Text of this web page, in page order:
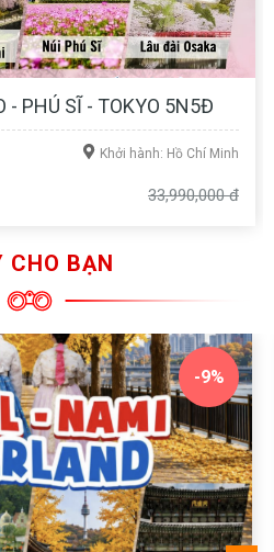
- PHÚ SĨ - TOKYO 5N5Đ
Khởi hành: Hồ Chí Minh
33,990,000 đ
CHO BẠN